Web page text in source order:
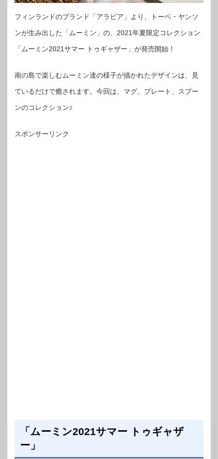
フィンランドのブランド「アラビア」より、トーベ・ヤンソ
ンが生み出した「ムーミン」の、2021年夏限定コレクション
「ムーミン2021サマー トゥギャザー」が発売開始！
南の島で楽しむムーミン達の様子が描かれたデザインは、見
ているだけで癒されます。今回は、マグ、プレート、スプー
ンのコレクション♪
スポンサーリンク
「ムーミン2021サマー トゥギャザ
ー」